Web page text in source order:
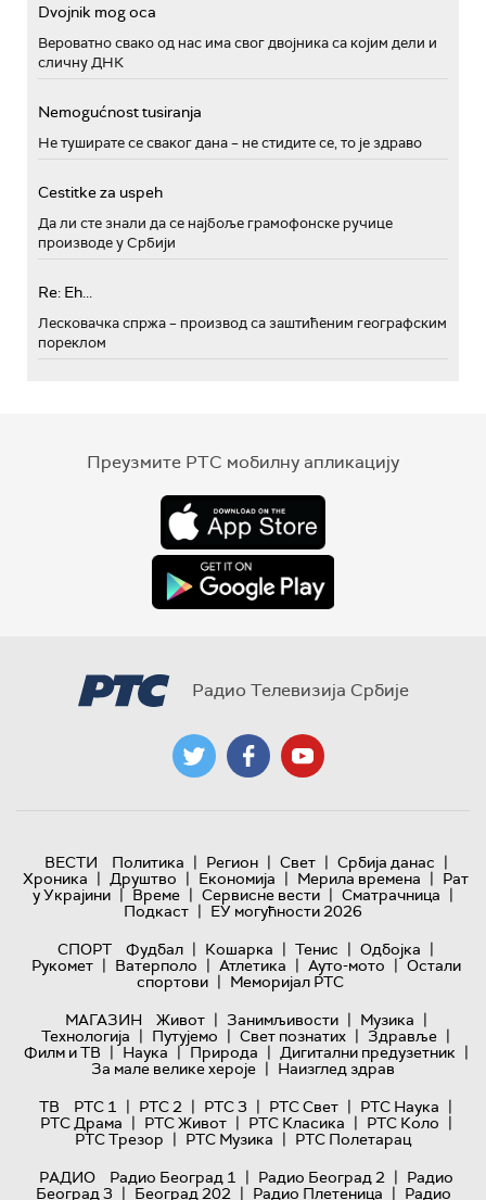
Dvojnik mog oca
Вероватно свако од нас има свог двојника са којим дели и
сличну ДНК
Nemogućnost tusiranja
Не туширате се сваког дана – не стидите се, то је здраво
Cestitke za uspeh
Да ли сте знали да се најбоље грамофонске ручице
производе у Србији
Re: Eh...
Лесковачка спржа – производ са заштићеним географским
пореклом
Преузмите РТС мобилну апликацију
Радио Телевизија Србије
ВЕСТИ Политика | Регион | Свет | Србија данас |
Хроника | Друштво | Економија | Мерила времена | Рат
у Украјини | Време | Сервисне вести | Сматрачница |
Подкаст | ЕУ могућности 2026
СПОРТ
Фудбал | Кошарка | Тенис | Одбојка |
Рукомет | Ватерполо | Атлетика | Ауто-мото | Остали
спортови | Меморијал РТС
МАГАЗИН
Живот | Занимљивости | Музика |
Технологијa | Путујемо | Свет познатих | Здравље |
Филм и ТВ | Наука | Природа | Дигитални предузетник |
За мале велике хероје | Наизглед здрав
ТВ
РТС 1 | РТС 2 | РТС 3 | РТС Свет | РТС Наука |
РТС Драма | РТС Живот | РТС Класика | РТС Коло |
РТС Трезор | РТС Музика | РТС Полетарац
РАДИО
Радио Београд 1 | Радио Београд 2 | Радио
Београд 3 | Београд 202 | Радио Плетеница | Радио